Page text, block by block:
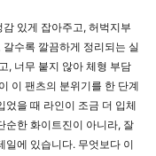
있게 잡아주고, 허벅지부
수록 깔끔하게 정리되는 실
, 너무 붙지 않아 체형 부담
이 팬츠의 분위기를 한 단계
었을 때 라인이 조금 더 입체
순한 화이트진이 아니라, 잘
일에 있습니다. 무엇보다 이